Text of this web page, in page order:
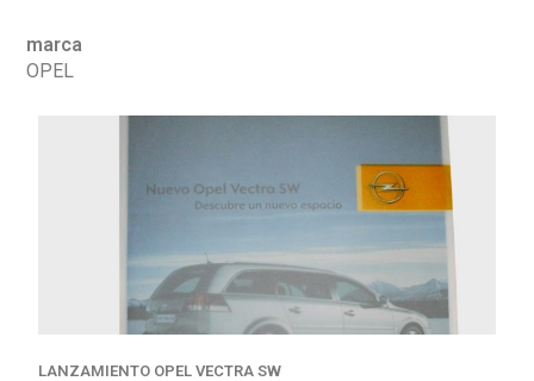
marca
OPEL
LANZAMIENTO OPEL VECTRA SW